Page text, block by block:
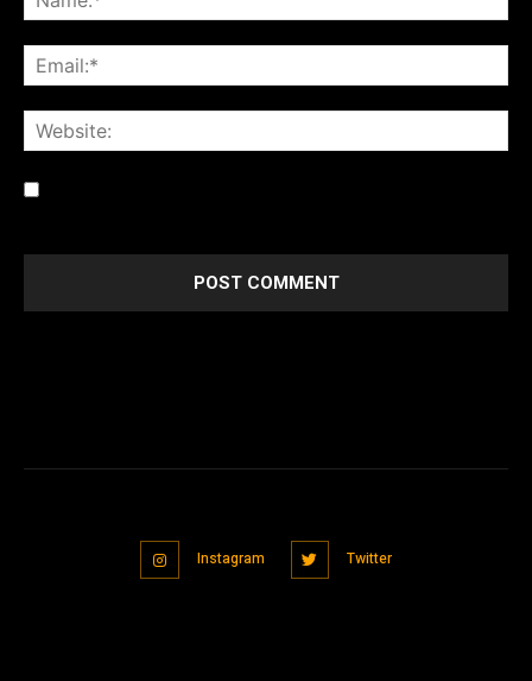
Instagram Twitter